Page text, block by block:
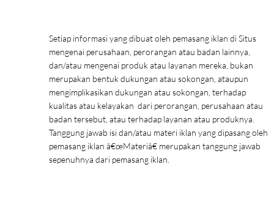
Setiap informasi yang dibuat oleh pemasang iklan di Situs
mengenai perusahaan, perorangan atau badan lainnya,
dan/atau mengenai produk atau layanan mereka, bukan
merupakan bentuk dukungan atau sokongan, ataupun
mengimplikasikan dukungan atau sokongan, terhadap
kualitas atau kelayakan dari perorangan, perusahaan atau
badan tersebut, atau terhadap layanan atau produknya.
Tanggung jawab isi dan/atau materi iklan yang dipasang oleh
pemasang iklan â€œMateriâ€ merupakan tanggung jawab
sepenuhnya dari pemasang iklan.